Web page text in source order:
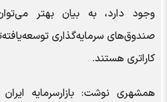
وجود دارد، به بیان بهتر
صندوق‌های سرمایه‌گذاری
کاراتری هستند.